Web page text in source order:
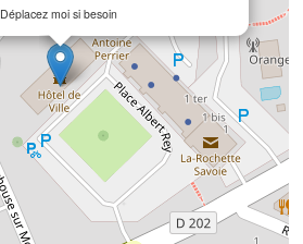
Déplacez moi si besoin